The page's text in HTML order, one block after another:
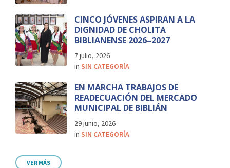
CINCO JÓVENES ASPIRAN A LA
DIGNIDAD DE CHOLITA
BIBLIANENSE 2026–2027
7 julio, 2026
in SIN CATEGORÍA
EN MARCHA TRABAJOS DE
READECUACIÓN DEL MERCADO
MUNICIPAL DE BIBLIÁN
29 junio, 2026
in SIN CATEGORÍA
VER MÁS